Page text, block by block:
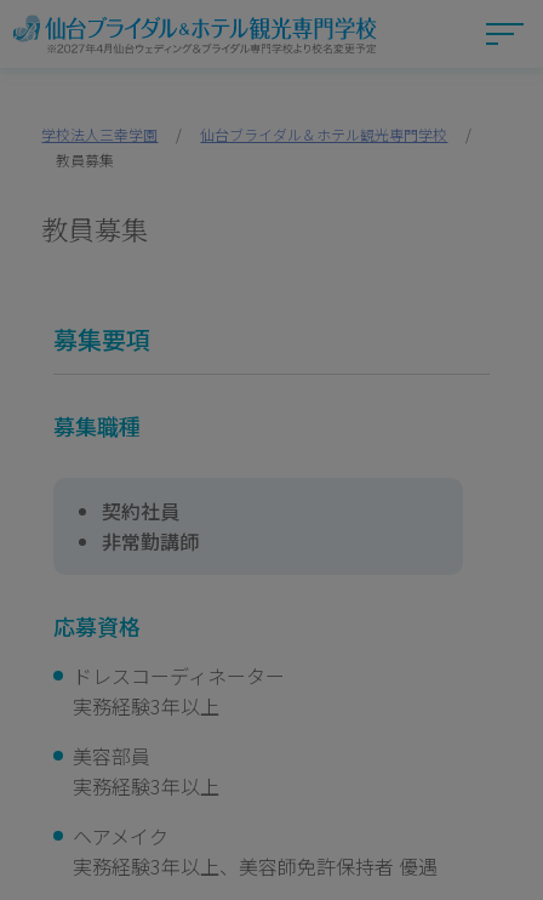
学校法人三幸学園 / 仙台ブライダル＆ホテル観光専門学校
/
教員募集
教員募集
募集要項
募集職種
契約社員
非常勤講師
応募資格
ドレスコーディネーター
実務経験3年以上
美容部員
実務経験3年以上
ヘアメイク
実務経験3年以上、美容師免許保持者 優遇